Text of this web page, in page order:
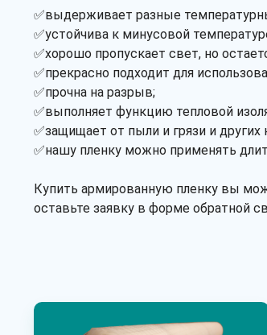
✅выдерживает разные
✅устойчива к минусовой
✅хорошо пропускает свет, но
✅прекрасно подходит для
✅прочна на разрыв;
✅выполняет функцию тепловой
✅защищает от пыли и грязи и
✅нашу пленку можно применять
Купить армированную пленку вы
оставьте заявку в форме обратной